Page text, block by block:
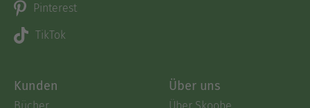
Pinterest
TikTok
Kunden Über uns